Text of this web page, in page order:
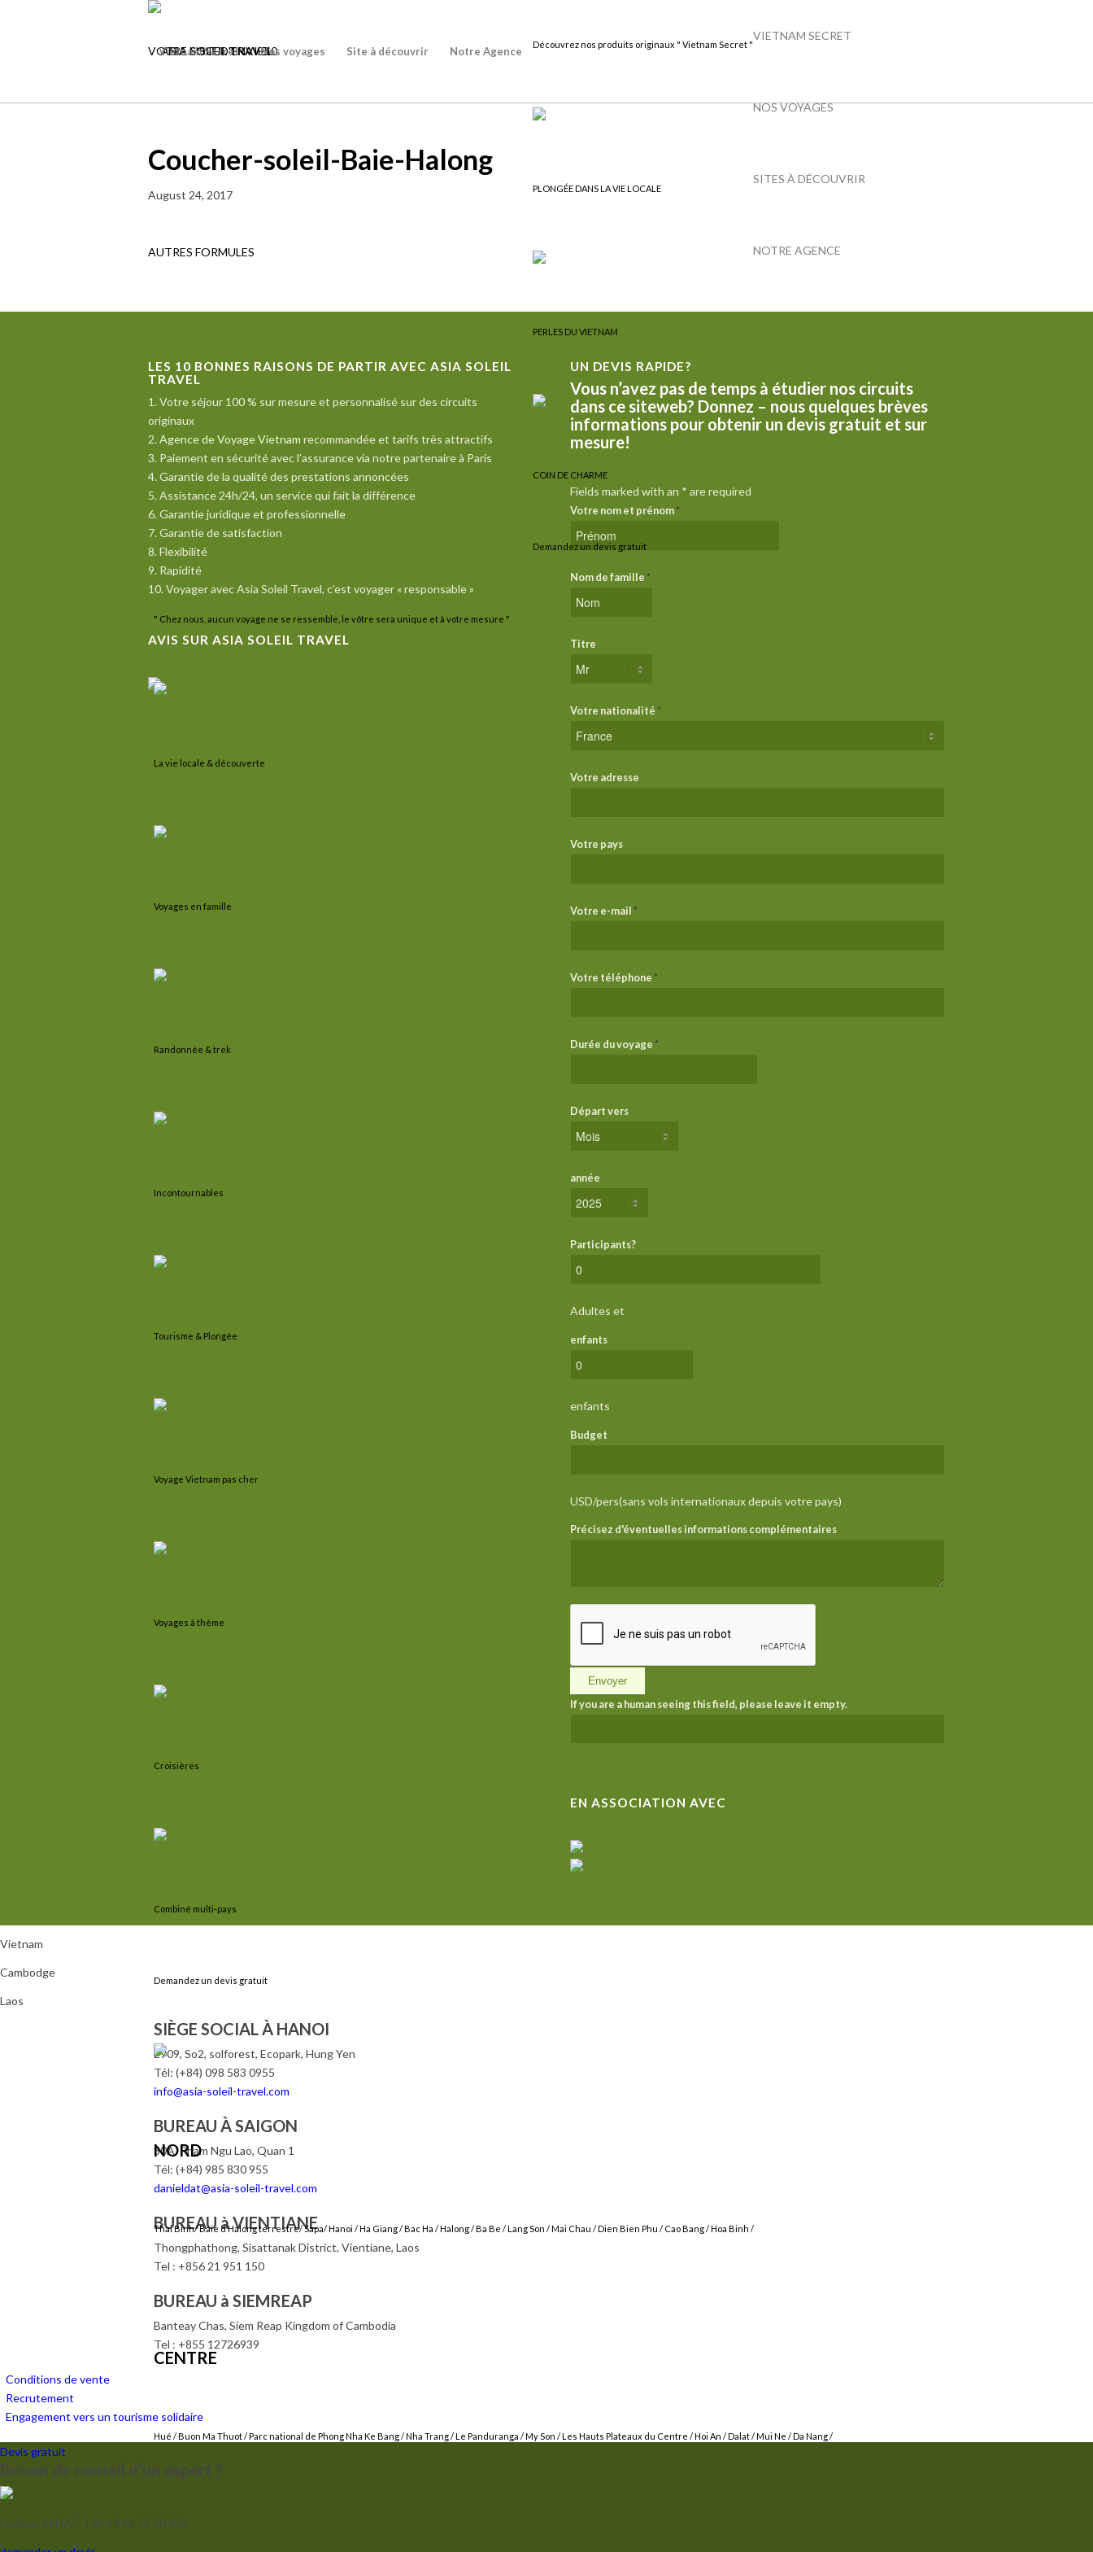
Vietnam Secret Nos voyages Site à découvrir Notre Agence
VIETNAM SECRET
Découvrez nos produits originaux " Vietnam Secret "
PLONGÉE DANS LA VIE LOCALE
PERLES DU VIETNAM
COIN DE CHARME
Demandez un devis gratuit
NOS VOYAGES
" Chez nous, aucun voyage ne se ressemble, le vôtre sera unique et à votre mesure "
La vie locale & découverte
Voyages en famille
Randonnée & trek
Incontournables
Tourisme & Plongée
Voyage Vietnam pas cher
Voyages à thème
Croisières
Combiné multi-pays
Demandez un devis gratuit
SITES À DÉCOUVRIR
NORD
Thai Binh/Baie d’Halong terrestre/ Sapa/Hanoi /Ha Giang/Bac Ha /Halong/Ba Be /Lang Son /Mai Chau /Dien Bien Phu / Cao Bang/Hoa Binh /
CENTRE
Hué /Buon Ma Thuot/ Parc national de Phong Nha Ke Bang /Nha Trang/ Le Panduranga /My Son /Les Hauts Plateaux du Centre /Hoi An /Dalat/Mui Ne /Da Nang/
NOTRE AGENCE
VOTRE LISTED'ENVIES0
Coucher-soleil-Baie-Halong
August 24, 2017
AUTRES FORMULES
LES 10 BONNES RAISONS DE PARTIR AVEC ASIA SOLEIL
TRAVEL
1. Votre séjour 100 % sur mesure et personnalisé sur des circuits
originaux
2.Agence de Voyage Vietnam recommandée et tarifs très attractifs
3. Paiement en sécurité avec l’assurance via notre partenaire à Paris
4. Garantie de la qualité des prestations annoncées
5. Assistance 24h/24, un service qui fait la différence
6. Garantie juridique et professionnelle
7. Garantie de satisfaction
8. Flexibilité
9. Rapidité
10. Voyager avec Asia Soleil Travel, c’est voyager « responsable »
AVIS SUR ASIA SOLEIL TRAVEL
UN DEVIS RAPIDE?
Vous n’avez pas de temps à étudier nos circuits
dans ce siteweb? Donnez – nous quelques brèves
informations pour obtenir un devis gratuit et sur
mesure!
Fields marked with an * are required
Votre nom et prénom*
Nom de famille*
Titre
Votre nationalité*
Votre adresse
Votre pays
Votre e-mail*
Votre téléphone*
Durée du voyage*
Départ vers
année
Participants?
Adultes et
enfants
enfants
Budget
USD/pers(sans vols internationaux depuis votre pays)
Précisez d'éventuelles informations complémentaires
If you are a human seeing this field, please leave it empty.
EN ASSOCIATION AVEC
Vietnam
Cambodge
Laos
SIÈGE SOCIAL À HANOI
2909, So2, solforest, Ecopark, Hung Yen
Tél: (+84) 098 583 0955
info@asia-soleil-travel.com
BUREAU À SAIGON
30A, Pham Ngu Lao, Quan 1
Tél: (+84) 985 830 955
danieldat@asia-soleil-travel.com
BUREAU à VIENTIANE
Thongphathong, Sisattanak District, Vientiane, Laos
Tel : +856 21 951 150
BUREAU à SIEMREAP
Banteay Chas, Siem Reap Kingdom of Cambodia
Tel : +855 12726939
Conditions de vente
Recrutement
Engagement vers un tourisme solidaire
Devis gratuit
Besoin de conseil d’un expert ?
Hotline: M.DAT: +84 (0) 98 58 30 955